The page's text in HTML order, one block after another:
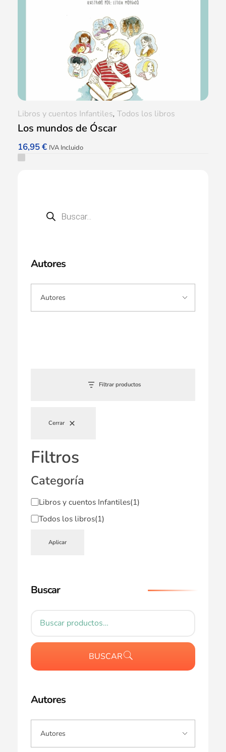
Los mundos de Óscar
16,95€ IVA Incluido
Libros y cuentos Infantiles, Todos los libros
Autores
Filtrar productos
Cerrar
Filtros
Categoría
Libros y cuentos Infantiles(1)
Todos los libros(1)
Aplicar
Buscar
BUSCAR
Autores